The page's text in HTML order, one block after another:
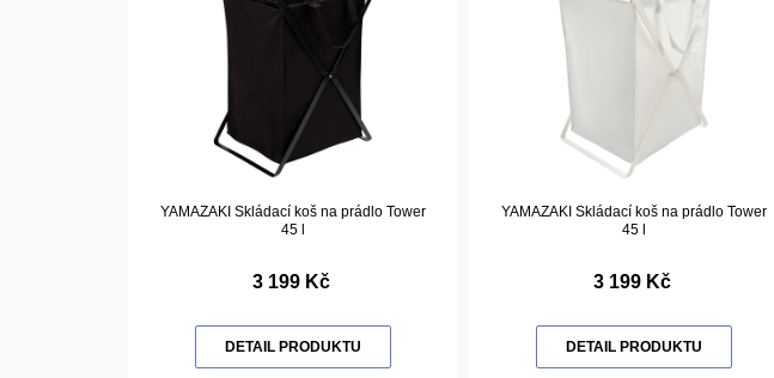
YAMAZAKI Skládací koš na prádlo Tower
45 l
3 199 Kč
DETAIL PRODUKTU
YAMAZAKI Skládací koš na prádlo Tower
45 l
3 199 Kč
DETAIL PRODUKTU